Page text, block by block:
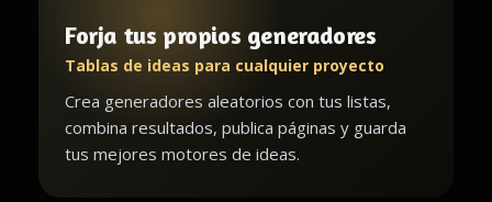
Forja tus propios generadores
Tablas de ideas para cualquier proyecto
Crea generadores aleatorios con tus listas,
combina resultados, publica páginas y guarda
tus mejores motores de ideas.